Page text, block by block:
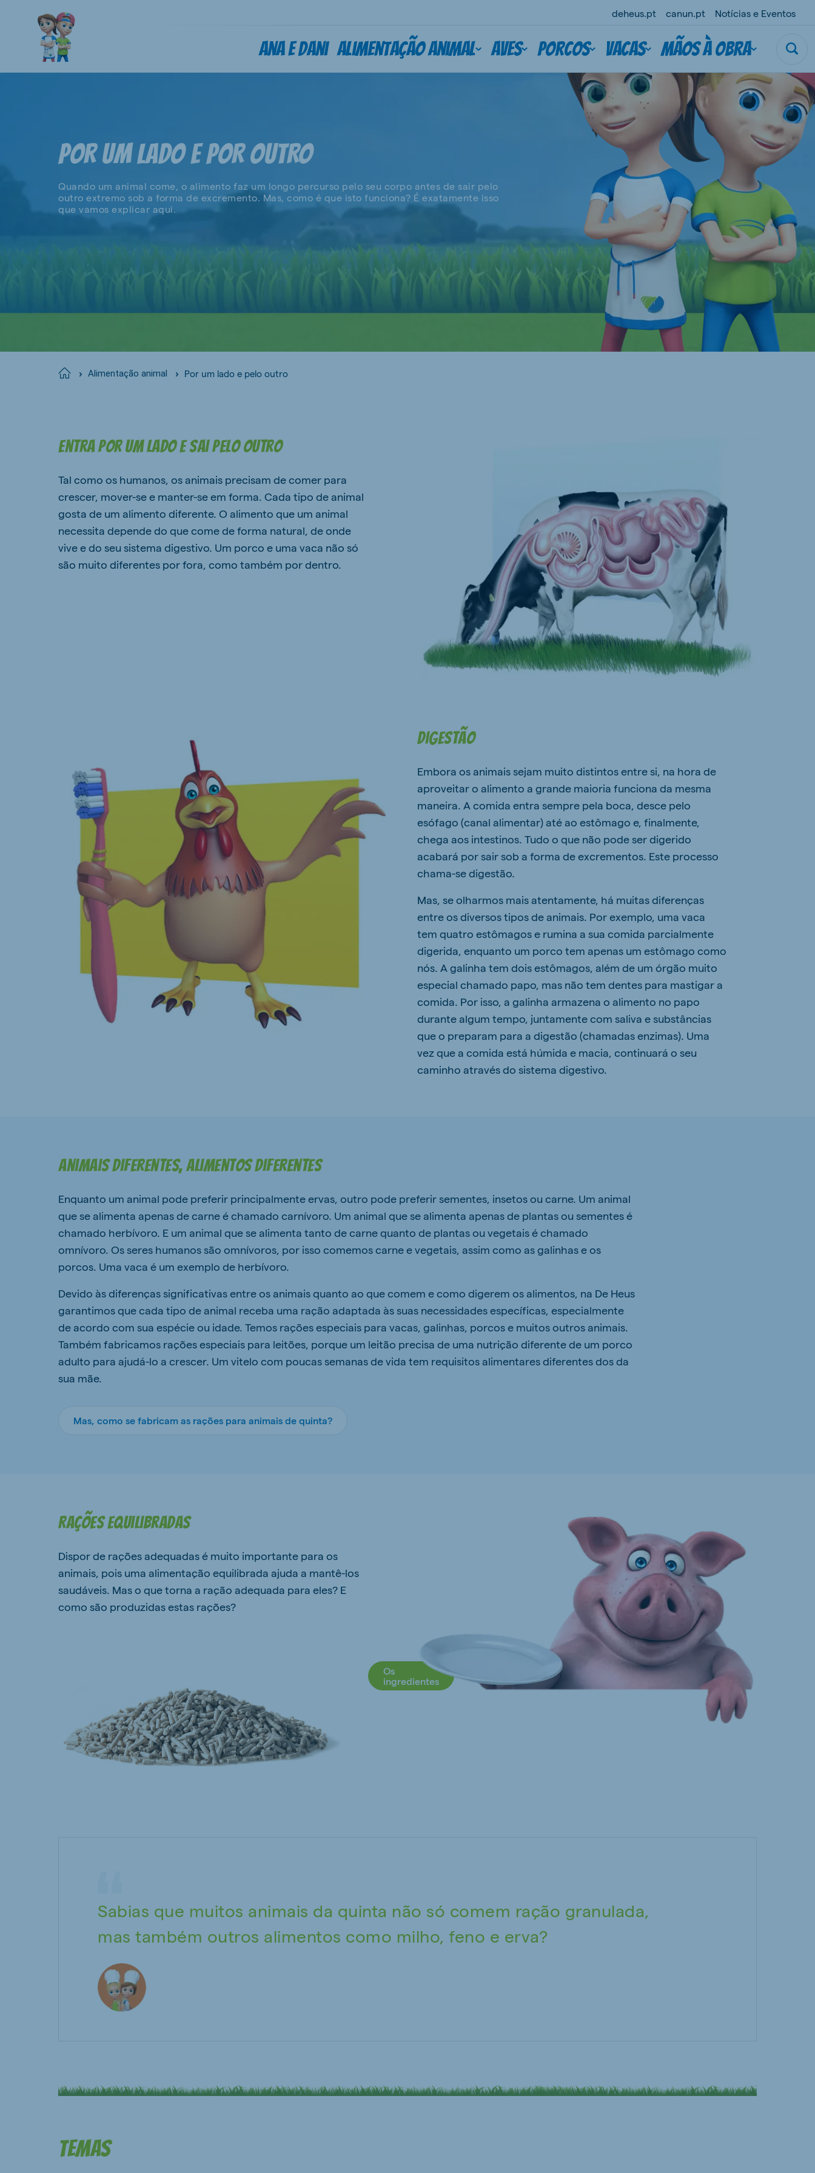
deheus.pt canun.pt Notícias e Eventos
Ana e Dani Alimentação animal Aves Porcos Vacas Mãos à obra
POR UM LADO E POR OUTRO
Quando um animal come, o alimento faz um longo percurso pelo seu corpo antes de sair pelo
outro extremo sob a forma de excremento. Mas, como é que isto funciona? É exatamente isso
que vamos explicar aqui.
Home Alimentação animal Por um lado e pelo outro
Entra por um lado e sai pelo outro
Tal como os humanos, os animais precisam de comer para
crescer, mover-se e manter-se em forma. Cada tipo de animal
gosta de um alimento diferente. O alimento que um animal
necessita depende do que come de forma natural, de onde
vive e do seu sistema digestivo. Um porco e uma vaca não só
são muito diferentes por fora, como também por dentro.
Digestão
Embora os animais sejam muito distintos entre si, na hora de
aproveitar o alimento a grande maioria funciona da mesma
maneira. A comida entra sempre pela boca, desce pelo
esófago (canal alimentar) até ao estômago e, finalmente,
chega aos intestinos. Tudo o que não pode ser digerido
acabará por sair sob a forma de excrementos. Este processo
chama-se digestão.
Mas, se olharmos mais atentamente, há muitas diferenças
entre os diversos tipos de animais. Por exemplo, uma vaca
tem quatro estômagos e rumina a sua comida parcialmente
digerida, enquanto um porco tem apenas um estômago como
nós. A galinha tem dois estômagos, além de um órgão muito
especial chamado papo, mas não tem dentes para mastigar a
comida. Por isso, a galinha armazena o alimento no papo
durante algum tempo, juntamente com saliva e substâncias
que o preparam para a digestão (chamadas enzimas). Uma
vez que a comida está húmida e macia, continuará o seu
caminho através do sistema digestivo.
Animais diferentes, alimentos diferentes
Enquanto um animal pode preferir principalmente ervas, outro pode preferir sementes, insetos ou carne. Um animal
que se alimenta apenas de carne é chamado carnívoro. Um animal que se alimenta apenas de plantas ou sementes é
chamado herbívoro. E um animal que se alimenta tanto de carne quanto de plantas ou vegetais é chamado
omnívoro. Os seres humanos são omnívoros, por isso comemos carne e vegetais, assim como as galinhas e os
porcos. Uma vaca é um exemplo de herbívoro.
Devido às diferenças significativas entre os animais quanto ao que comem e como digerem os alimentos, na De Heus
garantimos que cada tipo de animal receba uma ração adaptada às suas necessidades específicas, especialmente
de acordo com sua espécie ou idade. Temos rações especiais para vacas, galinhas, porcos e muitos outros animais.
Também fabricamos rações especiais para leitões, porque um leitão precisa de uma nutrição diferente de um porco
adulto para ajudá-lo a crescer. Um vitelo com poucas semanas de vida tem requisitos alimentares diferentes dos da
sua mãe.
Mas, como se fabricam as rações para animais de quinta?
Rações equilibradas
Dispor de rações adequadas é muito importante para os
animais, pois uma alimentação equilibrada ajuda a mantê-los
saudáveis. Mas o que torna a ração adequada para eles? E
como são produzidas estas rações?
Os
ingredientes
Sabias que muitos animais da quinta não só comem ração granulada,
mas também outros alimentos como milho, feno e erva?
Temas